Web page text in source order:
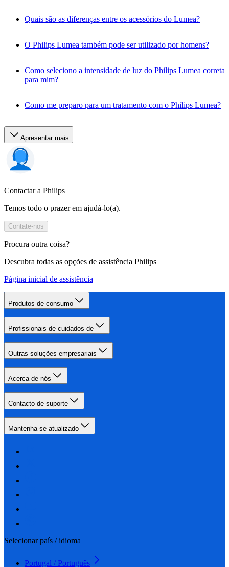
Quais são as diferenças entre os acessórios do Lumea?
O Philips Lumea também pode ser utilizado por homens?
Como seleciono a intensidade de luz do Philips Lumea correta
para mim?
Como me preparo para um tratamento com o Philips Lumea?
Apresentar mais
Contactar a Philips
Temos todo o prazer em ajudá-lo(a).
Contate-nos
Procura outra coisa?
Descubra todas as opções de assistência Philips
Página inicial de assistência
Produtos de consumo
Profissionais de cuidados de
Outras soluções empresariais
Acerca de nós
Contacto de suporte
Mantenha-se atualizado
Selecionar país / idioma
Portugal / Português